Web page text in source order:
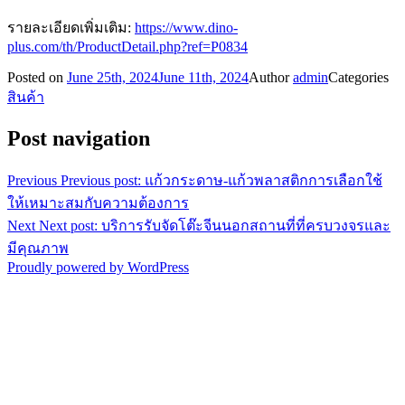
รายละเอียดเพิ่มเติม: https://www.dino-
plus.com/th/ProductDetail.php?ref=P0834
Posted on June 25th, 2024June 11th, 2024AuthoradminCategories
สินค้า
Post navigation
Previous Previous post: แก้วกระดาษ-แก้วพลาสติกการเลือกใช้
ให้เหมาะสมกับความต้องการ
Next Next post: บริการรับจัดโต๊ะจีนนอกสถานที่ที่ครบวงจรและ
มีคุณภาพ
Proudly powered by WordPress